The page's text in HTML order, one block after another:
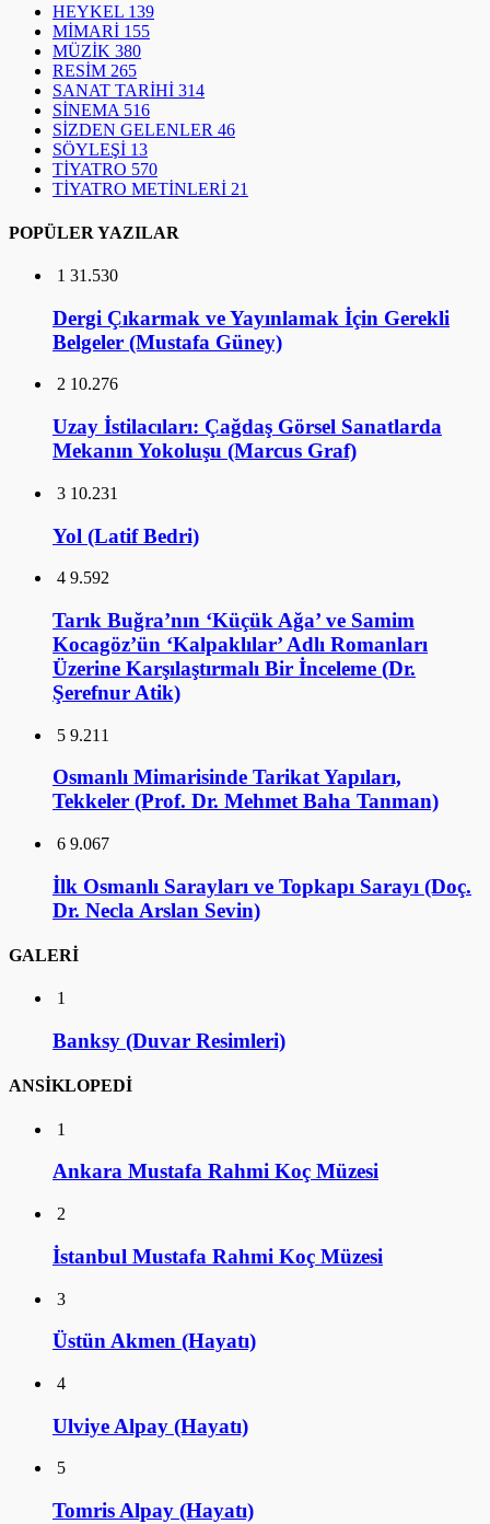
HEYKEL 139
MİMARİ 155
MÜZİK 380
RESİM 265
SANAT TARİHİ 314
SİNEMA 516
SİZDEN GELENLER 46
SÖYLEŞİ 13
TİYATRO 570
TİYATRO METİNLERİ 21
POPÜLER YAZILAR
1 31.530
Dergi Çıkarmak ve Yayınlamak İçin Gerekli
Belgeler (Mustafa Güney)
2 10.276
Uzay İstilacıları: Çağdaş Görsel Sanatlarda
Mekanın Yokoluşu (Marcus Graf)
3 10.231
Yol (Latif Bedri)
4 9.592
Tarık Buğra’nın ‘Küçük Ağa’ ve Samim
Kocagöz’ün ‘Kalpaklılar’ Adlı Romanları
Üzerine Karşılaştırmalı Bir İnceleme (Dr.
Şerefnur Atik)
5 9.211
Osmanlı Mimarisinde Tarikat Yapıları,
Tekkeler (Prof. Dr. Mehmet Baha Tanman)
6 9.067
İlk Osmanlı Sarayları ve Topkapı Sarayı (Doç.
Dr. Necla Arslan Sevin)
GALERİ
1
Banksy (Duvar Resimleri)
ANSİKLOPEDİ
1
Ankara Mustafa Rahmi Koç Müzesi
2
İstanbul Mustafa Rahmi Koç Müzesi
3
Üstün Akmen (Hayatı)
4
Ulviye Alpay (Hayatı)
5
Tomris Alpay (Hayatı)